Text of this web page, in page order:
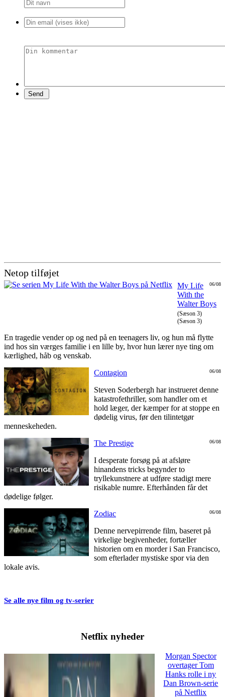
Netop tilføjet
06/08
My Life
With the
Walter Boys
(Sæson 3)
(Sæson 3)
En tragedie vender op og ned på en teenagers liv, og hun må flytte
ind hos sin værges familie i en lille by, hvor hun lærer nye ting om
kærlighed, håb og venskab.
06/08
Contagion
Steven Soderbergh har instrueret denne
katastrofethriller, som handler om et
hold læger, der kæmper for at stoppe en
dødelig virus, før den tilintetgør
menneskeheden.
06/08
The Prestige
I desperate forsøg på at afsløre
hinandens tricks begynder to
tryllekunstnere at udføre stadigt mere
risikable numre. Efterhånden får det
dødelige følger.
06/08
Zodiac
Denne nervepirrende film, baseret på
virkelige begivenheder, fortæller
historien om en morder i San Francisco,
som efterlader mystiske spor via den
lokale avis.
Se alle nye film og tv-serier
Netflix nyheder
Morgan Spector
overtager Tom
Hanks rolle i ny
Dan Brown-serie
på Netflix